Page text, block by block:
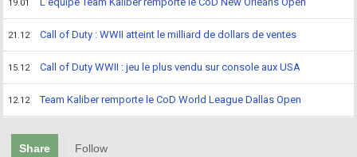
19.01
21.12 Call of Duty : WWII atteint le milliard de dollars de ventes
15.12 Call of Duty WWII : jeu le plus vendu sur console aux USA
12.12 Team Kaliber remporte le CoD World League Dallas Open
Share Follow